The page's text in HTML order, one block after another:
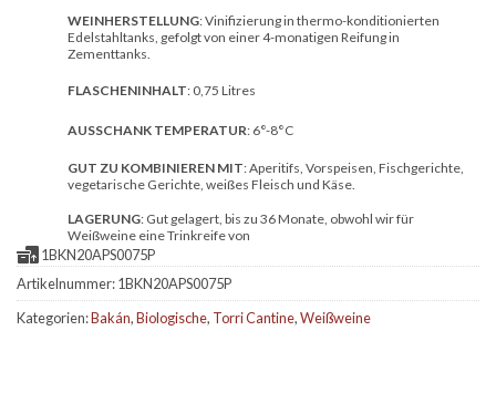
WEINHERSTELLUNG: Vinifizierung in thermo-konditionierten
Edelstahltanks, gefolgt von einer 4-monatigen Reifung in
Zementtanks.
FLASCHENINHALT: 0,75 Litres
AUSSCHANK TEMPERATUR: 6°-8°C
GUT ZU KOMBINIEREN MIT: Aperitifs, Vorspeisen, Fischgerichte,
vegetarische Gerichte, weißes Fleisch und Käse.
LAGERUNG: Gut gelagert, bis zu 36 Monate, obwohl wir für
Weißweine eine Trinkreife von
1BKN20APS0075P
Artikelnummer:1BKN20APS0075P
Kategorien:Bakán,Biologische, Torri Cantine,Weißweine